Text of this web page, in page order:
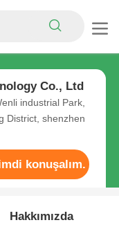
Co., Ltd
industrial Park,
District, shenzhen
konuşalım.
Hakkımızda